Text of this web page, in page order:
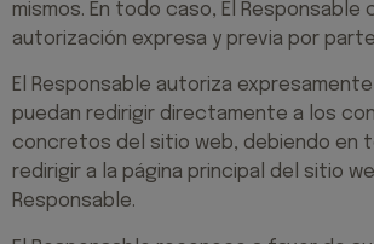
mismos. En todo caso, El Responsable
autorización expresa y previa por
El Responsable autoriza
puedan redirigir directamente a los
concretos del sitio web, debiendo en
redirigir a la página principal del sitio
Responsable.